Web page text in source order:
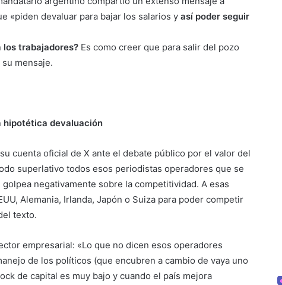
«piden devaluar para bajar los salarios y así poder seguir
los trabajadores? Es como creer que para salir del pozo
mensaje.
hipotética devaluación
cuenta oficial de X ante el debate público por el valor del
superlativo todos esos periodistas operadores que se
negativamente sobre la competitividad. A esas
Alemania, Irlanda, Japón o Suiza para poder competir
texto.
empresarial: «Lo que no dicen esos operadores
de los políticos (que encubren a cambio de vaya uno
de capital es muy bajo y cuando el país mejora